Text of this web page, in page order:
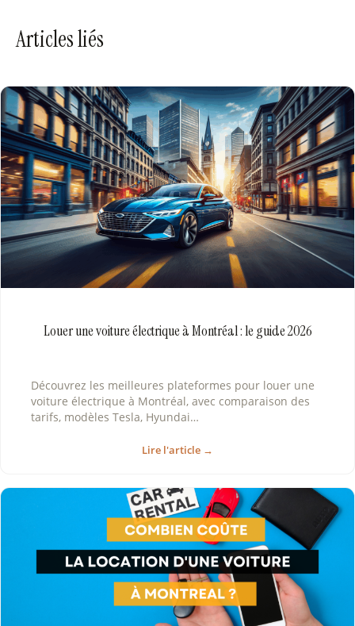
Articles liés
Louer une voiture électrique à Montréal : le guide 2026
Découvrez les meilleures plateformes pour louer une
voiture électrique à Montréal, avec comparaison des
tarifs, modèles Tesla, Hyundai…
Lire l'article →